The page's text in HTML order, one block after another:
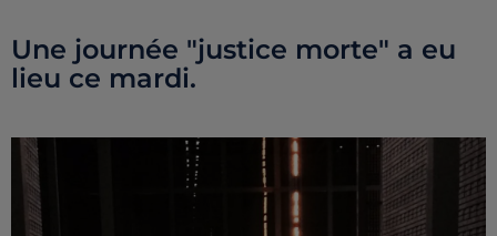
Une journée "justice morte" a eu
lieu ce mardi.